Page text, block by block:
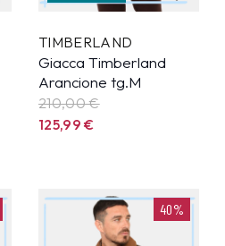
TIMBERLAND
Giacca Timberland
Arancione tg.M
210,00 €
125,99€
40%